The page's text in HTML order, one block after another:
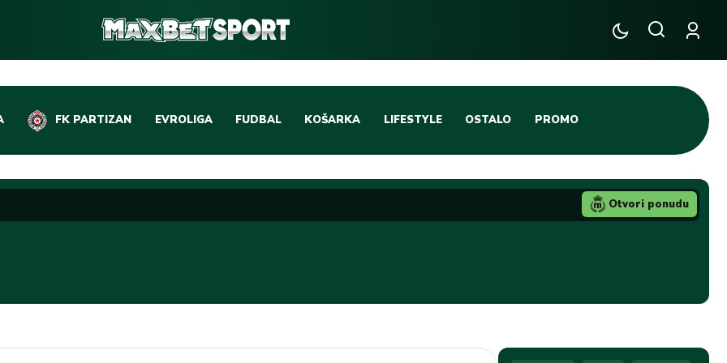
FK PARTIZAN EVROLIGA FUDBAL
DOMAĆI FUDBAL
LIGE PETICE
KOŠARKA
EVROLIGA
ABA LIGA
LIFESTYLE OSTALO
TENIS
TIFO SCENA
PROMO
Otvori ponudu